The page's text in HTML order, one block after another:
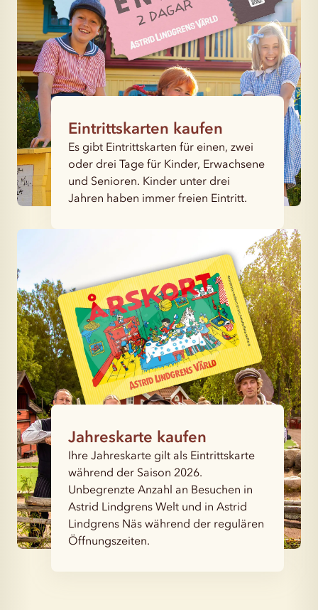
Eintrittskarten kaufen
Es gibt Eintrittskarten für einen, zwei
oder drei Tage für Kinder, Erwachsene
und Senioren. Kinder unter drei
Jahren haben immer freien Eintritt.
Jahreskarte kaufen
Ihre Jahreskarte gilt als Eintrittskarte
während der Saison 2026.
Unbegrenzte Anzahl an Besuchen in
Astrid Lindgrens Welt und in Astrid
Lindgrens Näs während der regulären
Öffnungszeiten.